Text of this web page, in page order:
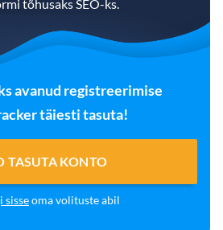
tõhusaks SEO-ks.
avanud registreerimise
täiesti tasuta!
TASUTA KONTO
sisseoma volituste abil